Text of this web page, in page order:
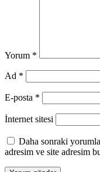
Yorum *
Ad *
E-posta *
İnternet sitesi
Daha sonraki
adresim ve site adresim